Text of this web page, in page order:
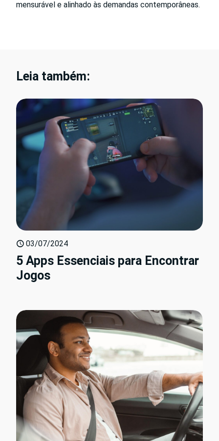
mensurável e alinhado às demandas contemporâneas.
Leia também:
03/07/2024
5 Apps Essenciais para Encontrar
Jogos